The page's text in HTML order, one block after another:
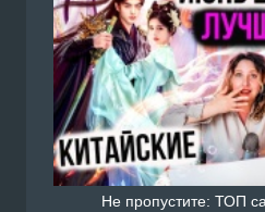
Не пропустите: ТОП